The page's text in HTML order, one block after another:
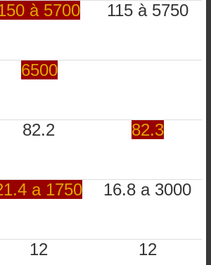
à 5700 115 à 5750
6500
82.2 82.3
a 1750 16.8 a 3000
12 12